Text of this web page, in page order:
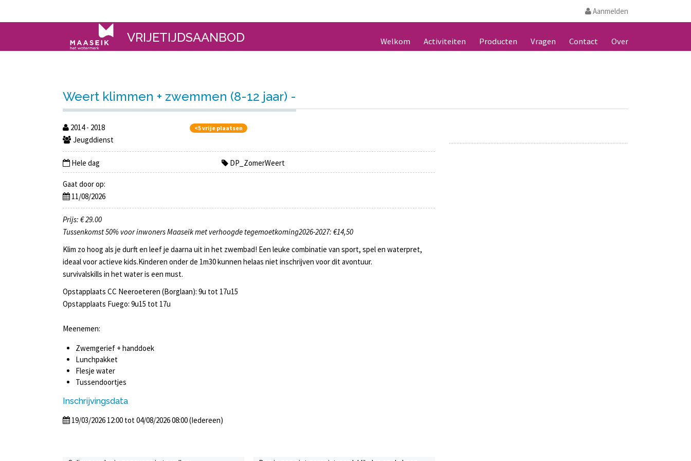
Aanmelden
Welkom Activiteiten Producten Vragen Contact Over
VRIJETIJDSAANBOD
Weert klimmen + zwemmen (8-12 jaar) -
2014 - 2018
Jeugddienst
<5 vrije plaatsen
Hele dag DP_ZomerWeert
Gaat door op:
11/08/2026
Prijs: € 29.00
Tussenkomst 50% voor inwoners Maaseik met verhoogde tegemoetkoming2026-2027: €14,50
Klim zo hoog als je durft en leef je daarna uit in het zwembad! Een leuke combinatie van sport, spel en waterpret,
ideaal voor actieve kids.Kinderen onder de 1m30 kunnen helaas niet inschrijven voor dit avontuur.
survivalskills in het water is een must.
Opstapplaats CC Neeroeteren (Borglaan): 9u tot 17u15
Opstapplaats Fuego: 9u15 tot 17u
Meenemen:
Zwemgerief + handdoek
Lunchpakket
Flesje water
Tussendoortjes
Inschrijvingsdata
19/03/2026 12:00 tot 04/08/2026 08:00 (Iedereen)